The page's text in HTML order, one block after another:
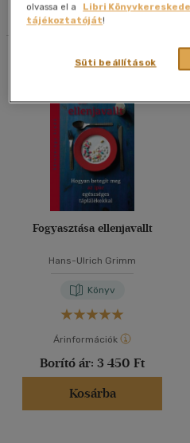
Szűrés20 db / oldal
Összesen
Fogyasztása ellenjavallt
Hans-Ulrich Grimm
Könyv
Árinformációk
Borító ár: 3 450 Ft
Kosárba
olvassa el a
Libri
tájékoztatóját!
Süti beállítások